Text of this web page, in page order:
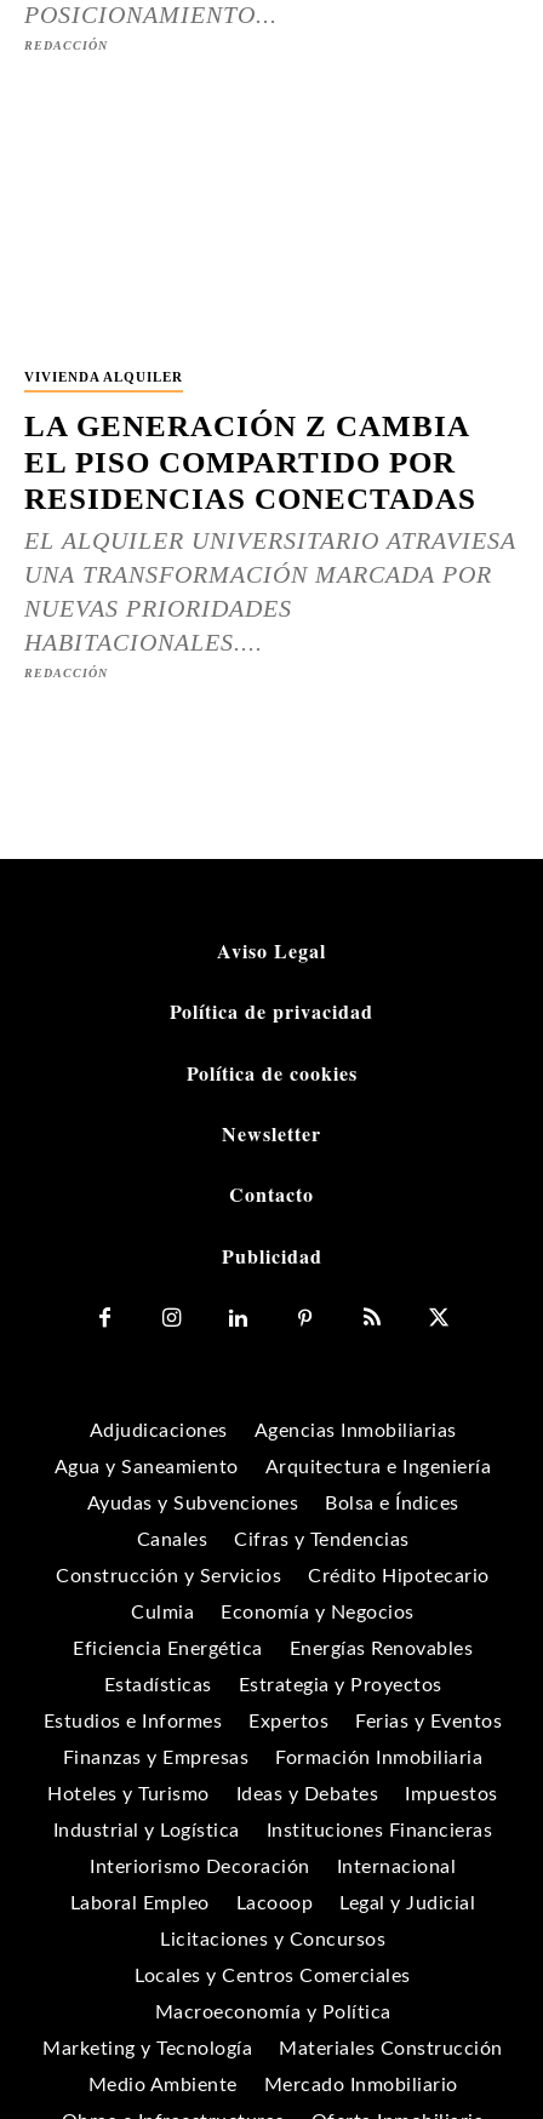
POSICIONAMIENTO...
REDACCIÓN
VIVIENDA ALQUILER
LA GENERACIÓN Z CAMBIA
EL PISO COMPARTIDO POR
RESIDENCIAS CONECTADAS
EL ALQUILER UNIVERSITARIO ATRAVIESA
UNA TRANSFORMACIÓN MARCADA POR
NUEVAS PRIORIDADES
HABITACIONALES....
REDACCIÓN
Aviso Legal
Política de privacidad
Política de cookies
Newsletter
Contacto
Publicidad
Adjudicaciones
Agencias Inmobiliarias
Agua y Saneamiento
Arquitectura e Ingeniería
Ayudas y Subvenciones
Bolsa e Índices
Canales
Cifras y Tendencias
Construcción y Servicios
Crédito Hipotecario
Culmia
Economía y Negocios
Eficiencia Energética
Energías Renovables
Estadísticas
Estrategia y Proyectos
Estudios e Informes
Expertos
Ferias y Eventos
Finanzas y Empresas
Formación Inmobiliaria
Hoteles y Turismo
Ideas y Debates
Impuestos
Industrial y Logística
Instituciones Financieras
Interiorismo Decoración
Internacional
Laboral Empleo
Lacooop
Legal y Judicial
Licitaciones y Concursos
Locales y Centros Comerciales
Macroeconomía y Política
Marketing y Tecnología
Materiales Construcción
Medio Ambiente
Mercado Inmobiliario